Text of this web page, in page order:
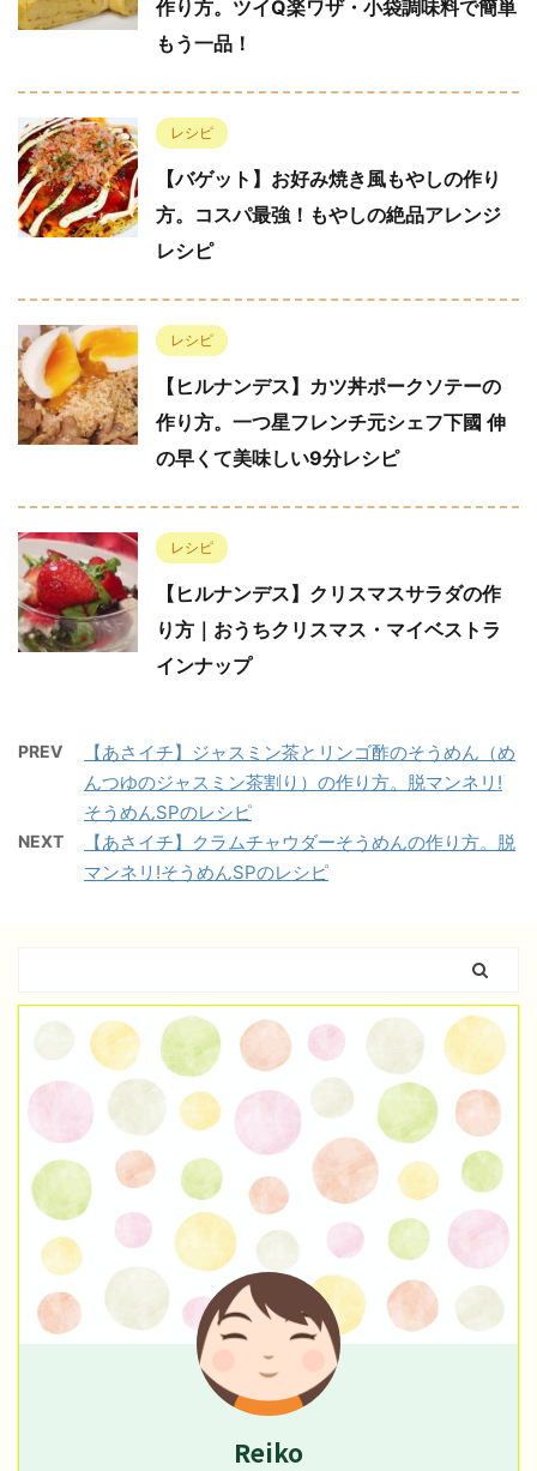
作り方。ツイQ楽ワザ・小袋調味料で簡単
もう一品！
レシピ
【バゲット】お好み焼き風もやしの作り
方。コスパ最強！もやしの絶品アレンジ
レシピ
レシピ
【ヒルナンデス】カツ丼ポークソテーの
作り方。一つ星フレンチ元シェフ下國 伸
の早くて美味しい9分レシピ
レシピ
【ヒルナンデス】クリスマスサラダの作
り方｜おうちクリスマス・マイベストラ
インナップ
PREV
【あさイチ】ジャスミン茶とリンゴ酢のそうめん（め
んつゆのジャスミン茶割り）の作り方。脱マンネリ!
そうめんSPのレシピ
NEXT
【あさイチ】クラムチャウダーそうめんの作り方。脱
マンネリ!そうめんSPのレシピ
Reiko